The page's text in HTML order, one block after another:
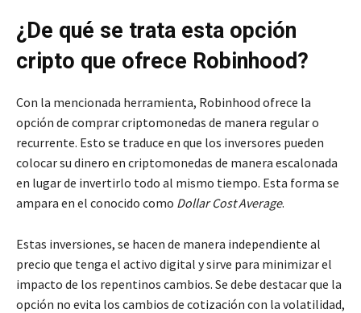
¿De qué se trata esta opción
cripto que ofrece Robinhood?
Con la mencionada herramienta, Robinhood ofrece la
opción de comprar criptomonedas de manera regular o
recurrente. Esto se traduce en que los inversores pueden
colocar su dinero en criptomonedas de manera escalonada
en lugar de invertirlo todo al mismo tiempo. Esta forma se
ampara en el conocido como Dollar Cost Average.
Estas inversiones, se hacen de manera independiente al
precio que tenga el activo digital y sirve para minimizar el
impacto de los repentinos cambios. Se debe destacar que la
opción no evita los cambios de cotización con la volatilidad,